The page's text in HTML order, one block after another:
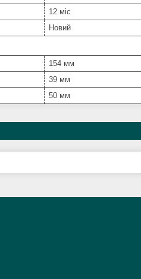
12 міс
Новий
154 мм
39 мм
50 мм